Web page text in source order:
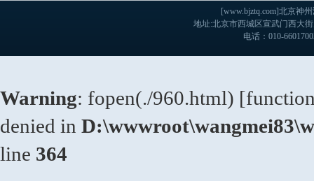
[www.bjztq.com]北京神
地址:北京市西城区宣武门西大
电话：010-
Warning: fopen(./960.html) [
denied in
line 364